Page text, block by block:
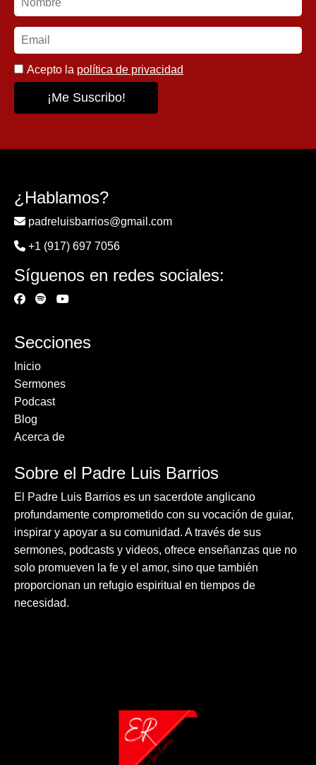
Acepto la política de privacidad
¿Hablamos?
padreluisbarrios@gmail.com
+1 (917) 697 7056
Síguenos en redes sociales:
Secciones
Inicio
Sermones
Podcast
Blog
Acerca de
Sobre el Padre Luis Barrios
El Padre Luis Barrios es un sacerdote anglicano
profundamente comprometido con su vocación de guiar,
inspirar y apoyar a su comunidad. A través de sus
sermones, podcasts y videos, ofrece enseñanzas que no
solo promueven la fe y el amor, sino que también
proporcionan un refugio espiritual en tiempos de
necesidad.